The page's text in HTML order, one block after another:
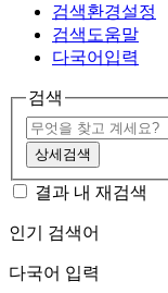
검색환경설정
검색도움말
다국어입력
검색
상세검색
결과 내 재검색
인기 검색어
다국어 입력